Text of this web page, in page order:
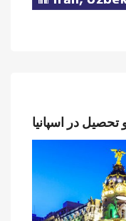
در اسپانیا